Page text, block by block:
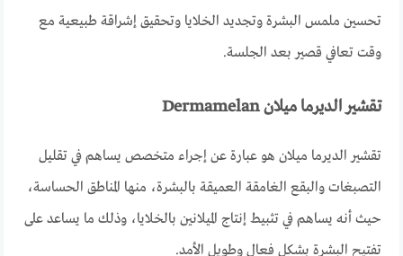
تحسين ملمس البشرة وتجديد الخلايا وتحقيق إشراقة طبيعية مع
وقت تعافي قصير بعد الجلسة.
تقشير الديرما ميلان Dermamelan
تقشير الديرما ميلان هو عبارة عن إجراء متخصص يساهم في تقليل
التصبغات والبقع الغامقة العميقة بالبشرة، منها المناطق الحساسة،
حيث أنه يساهم في تثبيط إنتاج الميلانين بالخلايا، وذلك ما يساعد على
تفتيح البشرة بشكل فعال وطويل الأمد.